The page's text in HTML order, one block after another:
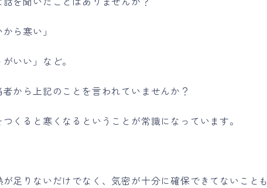
ら寒い」
いい」など。
から上記のことを言われていませんか？
くると寒くなるということが常識になっています。
足りないだけでなく、気密が十分に確保できてないことも